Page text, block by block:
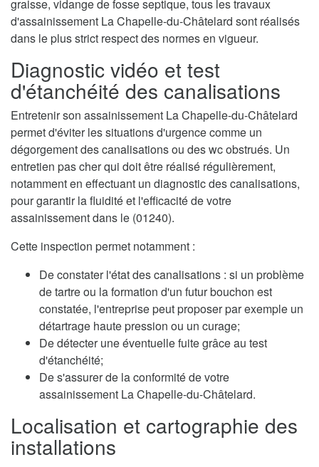
graisse, vidange de fosse septique, tous les travaux
d'assainissement La Chapelle-du-Châtelard sont réalisés
dans le plus strict respect des normes en vigueur.
Diagnostic vidéo et test
d'étanchéité des canalisations
Entretenir son assainissement La Chapelle-du-Châtelard
permet d'éviter les situations d'urgence comme un
dégorgement des canalisations ou des wc obstrués. Un
entretien pas cher qui doit être réalisé régulièrement,
notamment en effectuant un diagnostic des canalisations,
pour garantir la fluidité et l'efficacité de votre
assainissement dans le (01240).
Cette inspection permet notamment :
De constater l'état des canalisations : si un problème
de tartre ou la formation d'un futur bouchon est
constatée, l'entreprise peut proposer par exemple un
détartrage haute pression ou un curage;
De détecter une éventuelle fuite grâce au test
d'étanchéité;
De s'assurer de la conformité de votre
assainissement La Chapelle-du-Châtelard.
Localisation et cartographie des
installations